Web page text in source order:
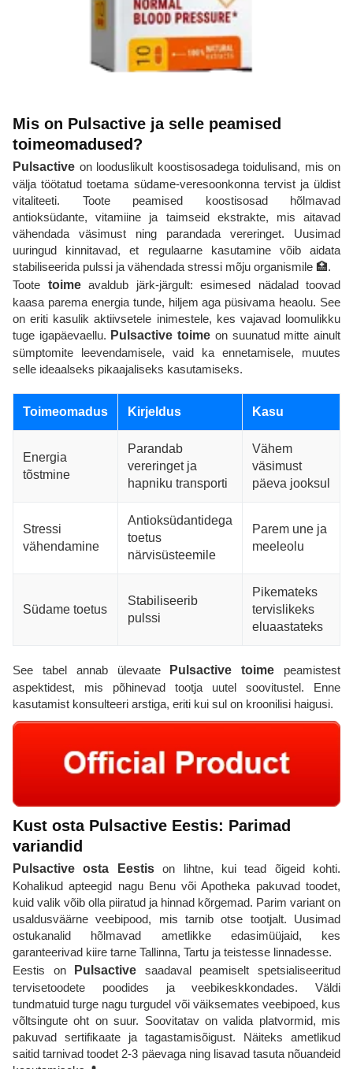
Mis on Pulsactive ja selle peamised
toimeomadused?
Pulsactive on looduslikult koostisosadega toidulisand, mis on
välja töötatud toetama südame-veresoonkonna tervist ja üldist
vitaliteeti. Toote peamised koostisosad hõlmavad
antioksüdante, vitamiine ja taimseid ekstrakte, mis aitavad
vähendada väsimust ning parandada vereringet. Uusimad
uuringud kinnitavad, et regulaarne kasutamine võib aidata
stabiliseerida pulssi ja vähendada stressi mõju organismile 🏥.
Toote toimeavaldub järk-järgult: esimesed nädalad toovad
kaasa parema energia tunde, hiljem aga püsivama heaolu. See
on eriti kasulik aktiivsetele inimestele, kes vajavad loomulikku
tuge igapäevaellu. Pulsactive toime on suunatud mitte ainult
sümptomite leevendamisele, vaid ka ennetamisele, muutes
selle ideaalseks pikaajaliseks kasutamiseks.
Toimeomadus Kirjeldus Kasu
Energia
tõstmine
Parandab
vereringet ja
hapniku transporti
Vähem
väsimust
päeva jooksul
Stressi
vähendamine
Antioksüdantidega
toetus
närvisüsteemile
Parem une ja
meeleolu
Südame toetus
Stabiliseerib
pulssi
Pikemateks
tervislikeks
eluaastateks
See tabel annab ülevaate Pulsactive toime peamistest
aspektidest, mis põhinevad tootja uutel soovitustel. Enne
kasutamist konsulteeri arstiga, eriti kui sul on kroonilisi haigusi.
Kust osta Pulsactive Eestis: Parimad
variandid
Pulsactive osta Eestison lihtne, kui tead õigeid kohti.
Kohalikud apteegid nagu Benu või Apotheka pakuvad toodet,
kuid valik võib olla piiratud ja hinnad kõrgemad. Parim variant on
usaldusväärne veebipood, mis tarnib otse tootjalt. Uusimad
ostukanalid hõlmavad ametlikke edasimüüjaid, kes
garanteerivad kiire tarne Tallinna, Tartu ja teistesse linnadesse.
Eestis on
Pulsactive saadaval peamiselt spetsialiseeritud
tervisetoodete poodides ja veebikeskkondades. Väldi
tundmatuid turge nagu turgudel või väiksemates veebipoed, kus
võltsingute oht on suur. Soovitatav on valida platvormid, mis
pakuvad sertifikaate ja tagastamisõigust. Näiteks ametlikud
saitid tarnivad toodet 2-3 päevaga ning lisavad tasuta nõuandeid